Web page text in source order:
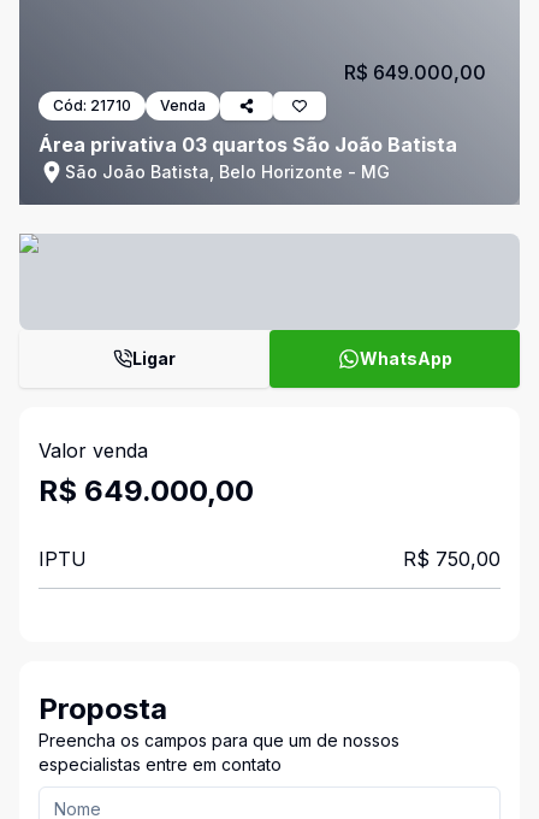
Cód: 21710 Venda
Área privativa 03 quartos São João Batista
São João Batista, Belo Horizonte - MG
R$ 649.000,00
Ligar WhatsApp
Valor venda
R$ 649.000,00
IPTU R$ 750,00
Proposta
Preencha os campos para que um de nossos
especialistas entre em contato